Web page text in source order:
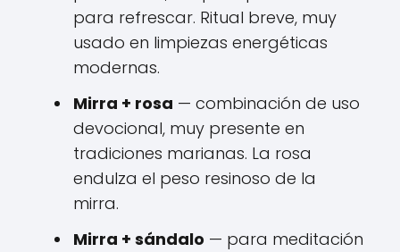
para refrescar. Ritual breve, muy
usado en limpiezas energéticas
modernas.
Mirra + rosa — combinación de uso
devocional, muy presente en
tradiciones marianas. La rosa
endulza el peso resinoso de la
mirra.
Mirra + sándalo — para meditación